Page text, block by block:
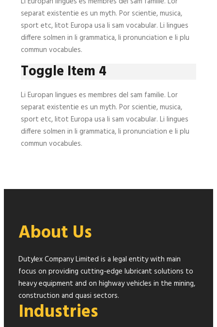
separat existentie es un myth. Por scientie, musica,
sport etc, litot Europa usa li sam vocabular. Li lingues
differe solmen in li grammatica, li pronunciation e li plu
commun vocabules.
Toggle Item 4
Li Europan lingues es membres del sam familie. Lor
separat existentie es un myth. Por scientie, musica,
sport etc, litot Europa usa li sam vocabular. Li lingues
differe solmen in li grammatica, li pronunciation e li plu
commun vocabules.
About Us
Dutylex Company Limited is a legal entity with main
focus on providing cutting-edge lubricant solutions to
heavy equipment and on highway vehicles in the mining,
construction and quasi sectors.
Industries